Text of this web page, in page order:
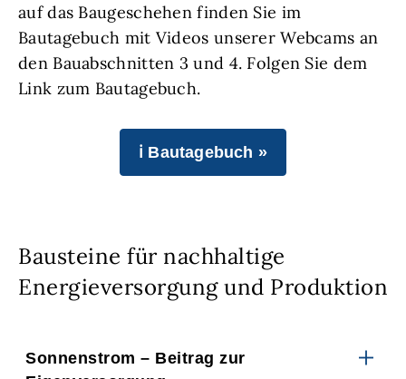
auf das Baugeschehen finden Sie im
Bautagebuch mit Videos unserer Webcams an
den Bauabschnitten 3 und 4. Folgen Sie dem
Link zum Bautagebuch.
ℹ Bautagebuch »
Bausteine für nachhaltige
Energieversorgung und Produktion
Sonnenstrom – Beitrag zur